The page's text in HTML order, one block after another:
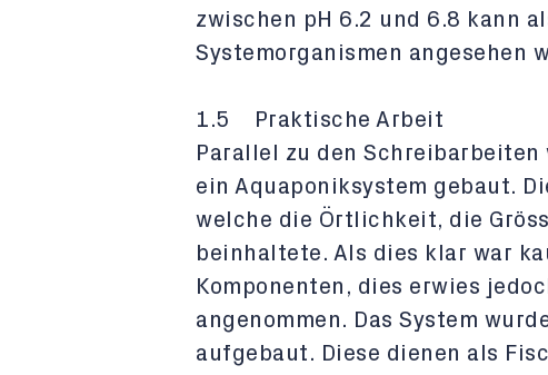
zwischen pH 6.2 und 6.8 kann
Systemorganismen angesehen
1.5 Praktische Arbeit
Parallel zu den
ein Aquaponiksystem gebaut.
welche die Örtlichkeit, die
beinhaltete. Als dies klar war
Komponenten, dies erwies
angenommen. Das System
aufgebaut. Diese dienen als